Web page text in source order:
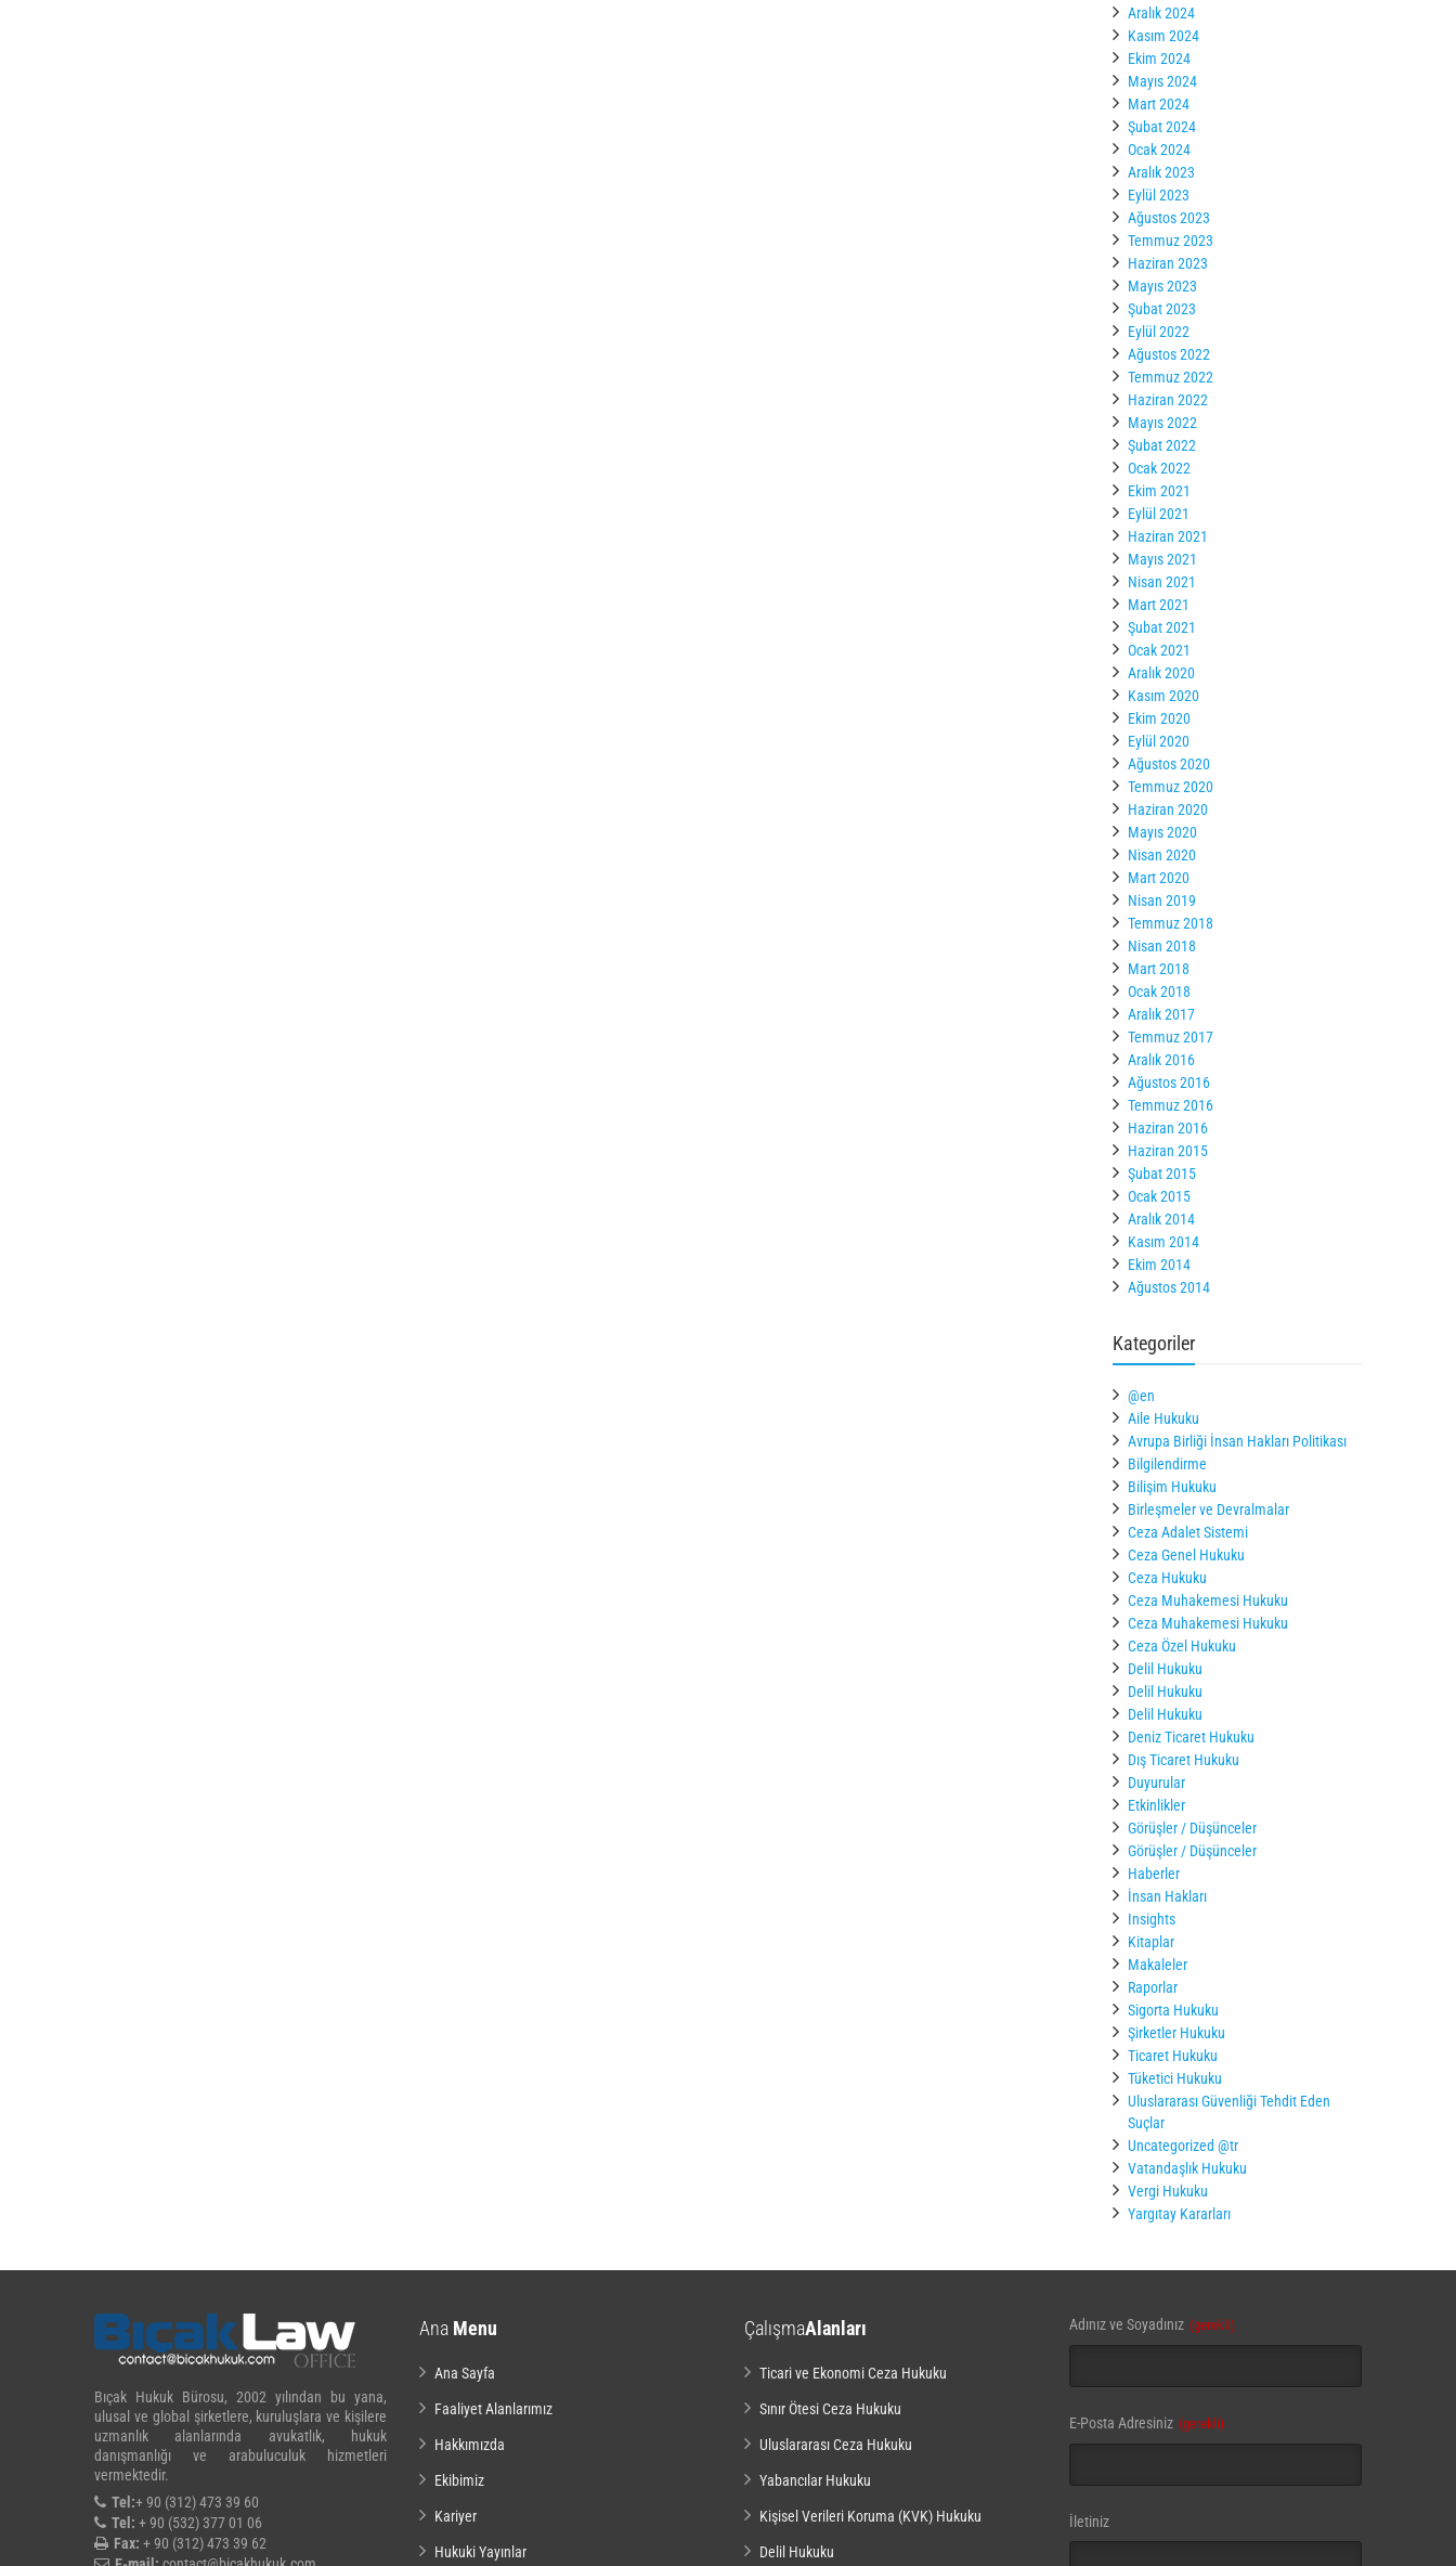
Aralık 2024
Kasım 2024
Ekim 2024
Mayıs 2024
Mart 2024
Şubat 2024
Ocak 2024
Aralık 2023
Eylül 2023
Ağustos 2023
Temmuz 2023
Haziran 2023
Mayıs 2023
Şubat 2023
Eylül 2022
Ağustos 2022
Temmuz 2022
Haziran 2022
Mayıs 2022
Şubat 2022
Ocak 2022
Ekim 2021
Eylül 2021
Haziran 2021
Mayıs 2021
Nisan 2021
Mart 2021
Şubat 2021
Ocak 2021
Aralık 2020
Kasım 2020
Ekim 2020
Eylül 2020
Ağustos 2020
Temmuz 2020
Haziran 2020
Mayıs 2020
Nisan 2020
Mart 2020
Nisan 2019
Temmuz 2018
Nisan 2018
Mart 2018
Ocak 2018
Aralık 2017
Temmuz 2017
Aralık 2016
Ağustos 2016
Temmuz 2016
Haziran 2016
Haziran 2015
Şubat 2015
Ocak 2015
Aralık 2014
Kasım 2014
Ekim 2014
Ağustos 2014
Kategoriler
@en
Aile Hukuku
Avrupa Birliği İnsan Hakları Politikası
Bilgilendirme
Bilişim Hukuku
Birleşmeler ve Devralmalar
Ceza Adalet Sistemi
Ceza Genel Hukuku
Ceza Hukuku
Ceza Muhakemesi Hukuku
Ceza Muhakemesi Hukuku
Ceza Özel Hukuku
Delil Hukuku
Delil Hukuku
Delil Hukuku
Deniz Ticaret Hukuku
Dış Ticaret Hukuku
Duyurular
Etkinlikler
Görüşler / Düşünceler
Görüşler / Düşünceler
Haberler
İnsan Hakları
Insights
Kitaplar
Makaleler
Raporlar
Sigorta Hukuku
Şirketler Hukuku
Ticaret Hukuku
Tüketici Hukuku
Uluslararası Güvenliği Tehdit Eden
Suçlar
Uncategorized @tr
Vatandaşlık Hukuku
Vergi Hukuku
Yargıtay Kararları
Bıçak Hukuk Bürosu, 2002 yılından bu yana,
ulusal ve global şirketlere, kuruluşlara ve kişilere
uzmanlık alanlarında avukatlık, hukuk
danışmanlığı ve arabuluculuk hizmetleri
vermektedir.
Tel:+ 90 (312) 473 39 60
Tel: + 90 (532) 377 01 06
Fax: + 90 (312) 473 39 62
Ana Menu
Ana Sayfa
Faaliyet Alanlarımız
Hakkımızda
Ekibimiz
Kariyer
Hukuki Yayınlar
ÇalışmaAlanları
Ticari ve Ekonomi Ceza Hukuku
Sınır Ötesi Ceza Hukuku
Uluslararası Ceza Hukuku
Yabancılar Hukuku
Kişisel Verileri Koruma (KVK) Hukuku
Delil Hukuku
Contact
Email (gerekli)
Adınız ve Soyadınız (gerekli)
E-Posta Adresiniz (gerekli)
İletiniz